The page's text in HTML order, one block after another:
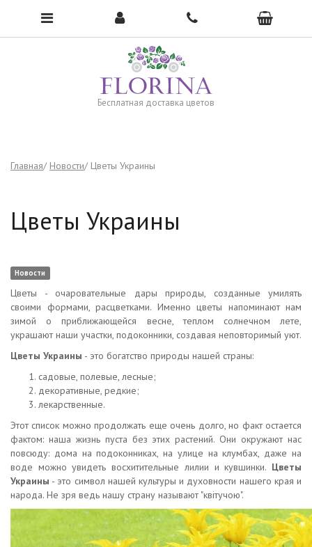
Бесплатная доставка цветов
Чтобы открыть меню, нажмите сюда →
Главная Новости Цветы Украины
Цветы Украины
Новости
Цветы - очаровательные дары природы, созданные умилять
своими формами, расцветками. Именно цветы напоминают нам
зимой о приближающейся весне, теплом солнечном лете,
украшают наши участки, подоконники, создавая неповторимый уют.
Цветы Украины - это богатство природы нашей страны:
садовые, полевые, лесные;
декоративные, редкие;
лекарственные.
Этот список можно продолжать еще очень долго, но факт остается
фактом: наша жизнь пуста без этих растений. Они окружают нас
повсюду: дома на подоконниках, на улице на клумбах, даже на
воде можно увидеть восхитительные лилии и кувшинки. Цветы
Украины - это символ нашей культуры и духовности нашего края и
народа. Не зря ведь нашу страну называют "квітучою".